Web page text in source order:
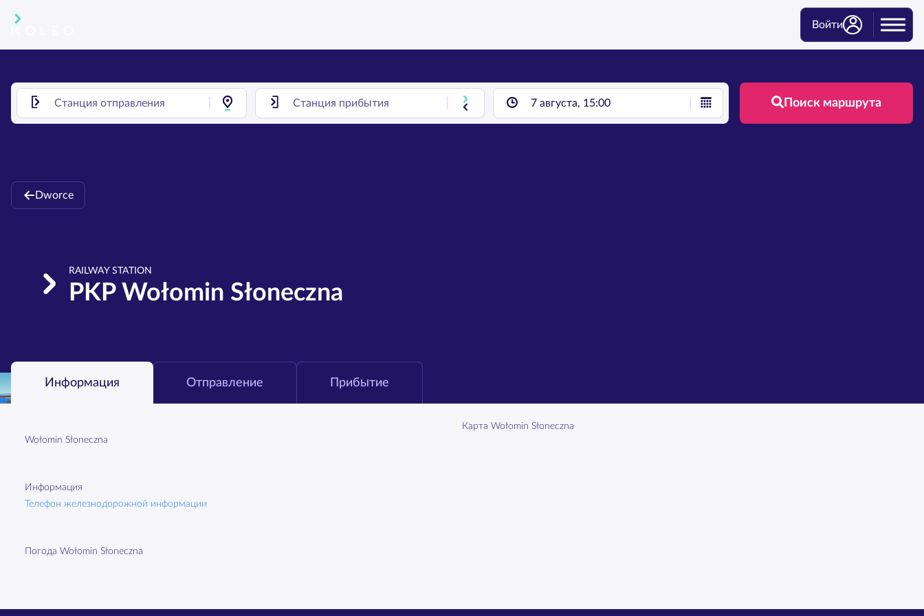
Войти
7 августа, 15:00 Поиск маршрута
Dworce
RAILWAY STATION
PKP Wołomin Słoneczna
Информация Отправление Прибытие
Wołomin Słoneczna
Информация
Телефон железнодорожной информации
Погода Wołomin Słoneczna
Карта Wołomin Słoneczna